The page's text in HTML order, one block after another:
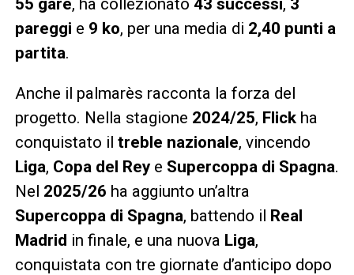
pareggi e 9 ko, per una media di 2,40 punti a
partita.
Anche il palmarès racconta la forza del
progetto. Nella stagione 2024/25, Flickha
conquistato il treble nazionale, vincendo
Liga, Copa del Reye Supercoppa di Spagna.
Nel 2025/26 ha aggiunto un’altra
Supercoppa di Spagna, battendo il Real
Madrid in finale, e una nuova Liga,
conquistata con tre giornate d’anticipo dopo